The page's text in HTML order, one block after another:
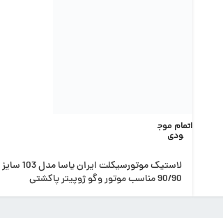
اتمام موج
ودی
90/90 مناسب موتور وگو ژوپیتر پاکشتی